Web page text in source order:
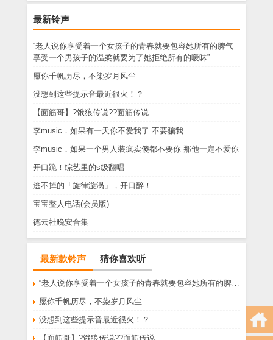
最新铃声
“老人说你享受着一个女孩子的青春就要包容她所有的脾气
享受一个男孩子的温柔就要为了她拒绝所有的暧昧”
愿你千帆历尽，不染岁月风尘
没想到这些提示音最近很火！？
【面筋哥】?饿狼传说??面筋传说
李music．如果有一天你不爱我了 不要骗我
李music．如果一个男人装疯卖傻都不要你 那他一定不爱你
开口跪！综艺里的s级翻唱
逃不掉的「旋律漩涡」，开口醉！
宝宝整人电话(会员版)
德云社晚安合集
最新款铃声 猜你喜欢听
愿你千帆历尽，不染岁月风尘
没想到这些提示音最近很火！？
【面筋哥】?饿狼传说??面筋传说